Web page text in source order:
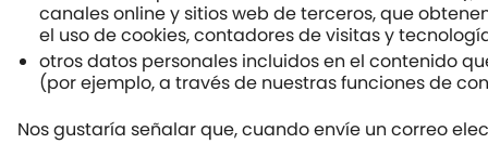
canales online y sitios web de terceros, que
el uso de cookies, contadores de visitas y
otros datos personales incluidos en el contenido
(por ejemplo, a través de nuestras funciones de
Nos gustaría señalar que, cuando envíe un correo